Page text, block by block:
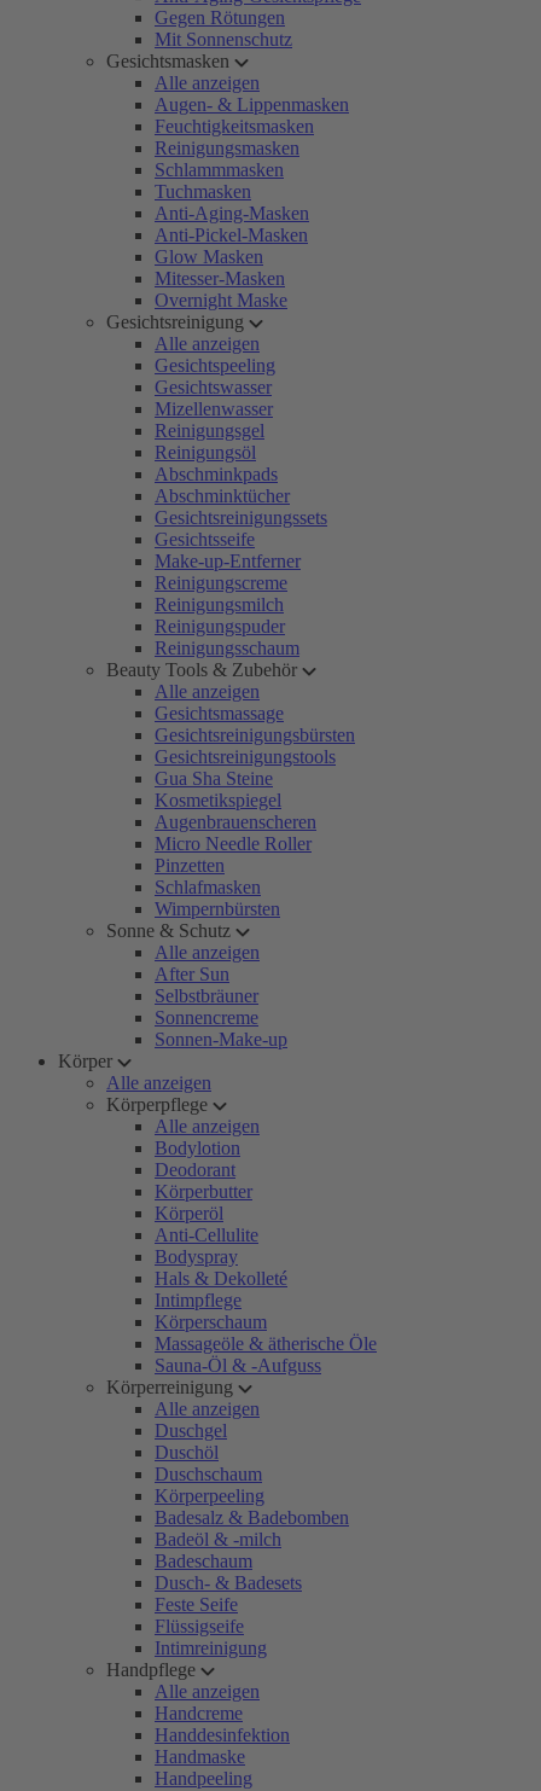
Gegen Rötungen
Mit Sonnenschutz
Gesichtsmasken
Alle anzeigen
Augen- & Lippenmasken
Feuchtigkeitsmasken
Reinigungsmasken
Schlammmasken
Tuchmasken
Anti-Aging-Masken
Anti-Pickel-Masken
Glow Masken
Mitesser-Masken
Overnight Maske
Gesichtsreinigung
Alle anzeigen
Gesichtspeeling
Gesichtswasser
Mizellenwasser
Reinigungsgel
Reinigungsöl
Abschminkpads
Abschminktücher
Gesichtsreinigungssets
Gesichtsseife
Make-up-Entferner
Reinigungscreme
Reinigungsmilch
Reinigungspuder
Reinigungsschaum
Beauty Tools & Zubehör
Alle anzeigen
Gesichtsmassage
Gesichtsreinigungsbürsten
Gesichtsreinigungstools
Gua Sha Steine
Kosmetikspiegel
Augenbrauenscheren
Micro Needle Roller
Pinzetten
Schlafmasken
Wimpernbürsten
Sonne & Schutz
Alle anzeigen
After Sun
Selbstbräuner
Sonnencreme
Sonnen-Make-up
Körper
Alle anzeigen
Körperpflege
Alle anzeigen
Bodylotion
Deodorant
Körperbutter
Körperöl
Anti-Cellulite
Bodyspray
Hals & Dekolleté
Intimpflege
Körperschaum
Massageöle & ätherische Öle
Sauna-Öl & -Aufguss
Körperreinigung
Alle anzeigen
Duschgel
Duschöl
Duschschaum
Körperpeeling
Badesalz & Badebomben
Badeöl & -milch
Badeschaum
Dusch- & Badesets
Feste Seife
Flüssigseife
Intimreinigung
Handpflege
Alle anzeigen
Handcreme
Handdesinfektion
Handmaske
Handpeeling